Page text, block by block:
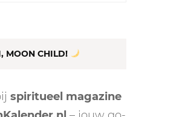
MOON CHILD!
spiritueel magazine